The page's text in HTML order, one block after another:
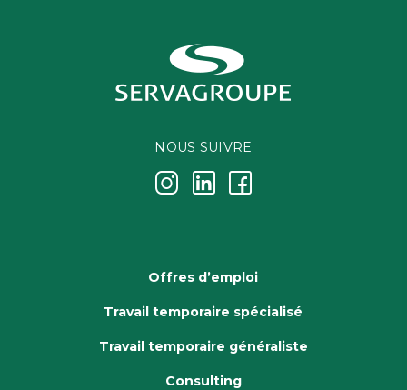
NOUS SUIVRE
j k i
Offres d’emploi
Travail temporaire spécialisé
Travail temporaire généraliste
Consulting